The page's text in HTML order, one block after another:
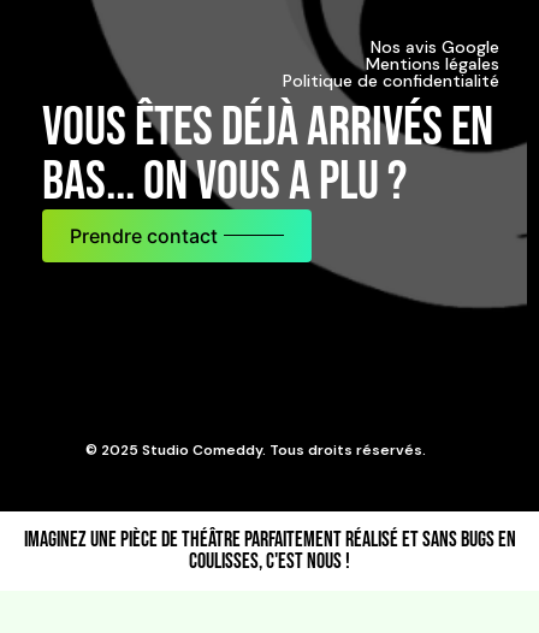
Nos avis Google
Mentions légales
Politique de confidentialité
Vous êtes déjà arrivés en
bas... on vous a plu ?
Prendre contact
© 2025 Studio Comeddy. Tous droits réservés.
Imaginez une pièce de théâtre parfaitement réalisé et sans bugs en
coulisses, c'est nous !